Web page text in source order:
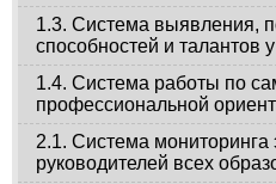
1.3. Система выявления,
способностей и талантов
1.4. Система работы по
профессиональной
2.1. Система мониторинга
руководителей всех